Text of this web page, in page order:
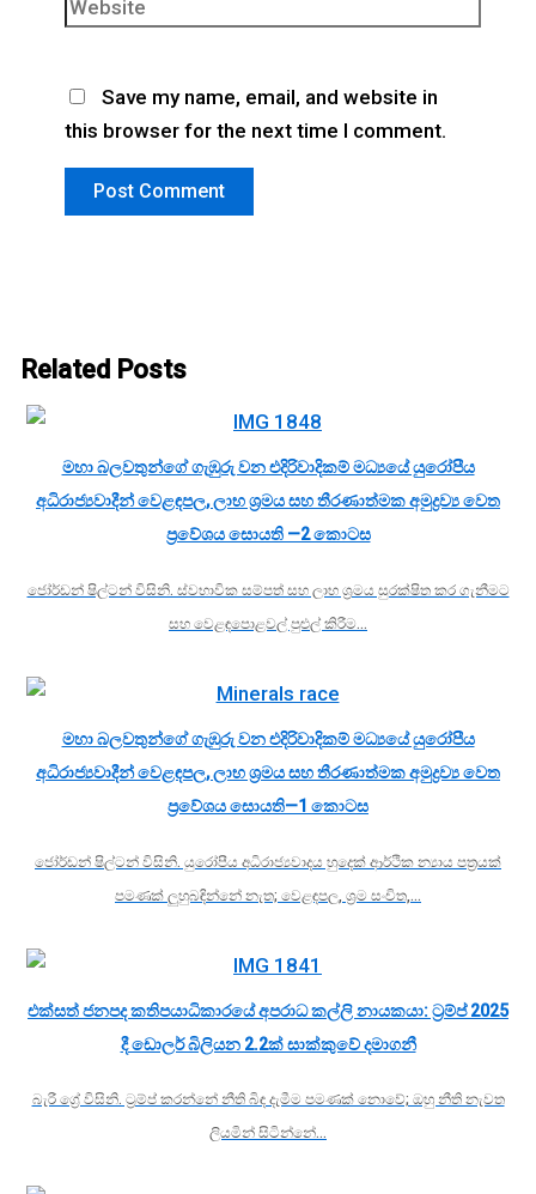
Save my name, email, and website in
this browser for the next time I comment.
Related Posts
මහා බලවතුන්ගේ ගැඹුරු වන එදිරිවාදිකම් මධ්‍යයේ යුරෝපීය
අධිරාජ්‍යවාදීන් වෙළඳපල, ලාභ ශ්‍රමය සහ තීරණාත්මක අමුද්‍රව්‍ය වෙත
ප්‍රවේශය සොයති —2 කොටස
ජෝර්ඩන් ෂිල්ටන් විසිනි. ස්වභාවික සම්පත් සහ ලාභ ශ්‍රමය සුරක්ෂිත කර ගැනීමට
සහ වෙළඳපොළවල් පුළුල් කිරීම…
මහා බලවතුන්ගේ ගැඹුරු වන එදිරිවාදිකම් මධ්‍යයේ යුරෝපීය
අධිරාජ්‍යවාදීන් වෙළඳපල, ලාභ ශ්‍රමය සහ තීරණාත්මක අමුද්‍රව්‍ය වෙත
ප්‍රවේශය සොයති—1 කොටස
ජෝර්ඩන් ෂිල්ටන් විසිනි. යුරෝපීය අධිරාජ්‍යවාදය හුදෙක් ආර්ථික න්‍යාය පත්‍රයක්
පමණක් ලුහුබඳින්නේ නැත; වෙළඳපල, ශ්‍රම සංචිත,…
එක්සත් ජනපද කතිපයාධිකාරයේ අපරාධ කල්ලි නායකයා: ට්‍රම්ප් 2025
දී ඩොලර් බිලියන 2.2ක් සාක්කුවේ දමාගනී
බැරී ග්‍රේ විසිනි. ට්‍රම්ප් කරන්නේ නීති බිඳ දැමීම පමණක් නොවේ; ඔහු නීති නැවත
ලියමින් සිටින්නේ…